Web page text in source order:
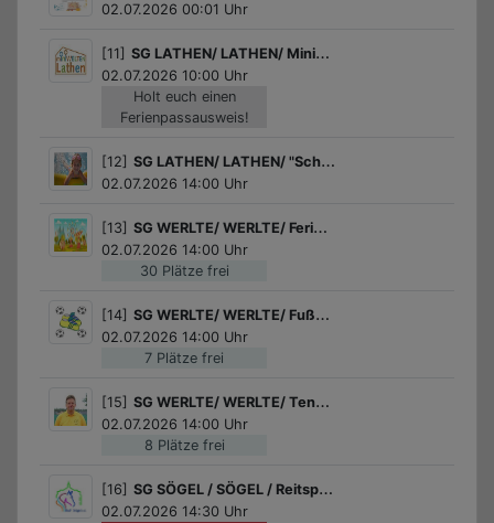
02.07.2026 00:01 Uhr
Holt euch einen
Ferienpassausweis!
[11] SG LATHEN/ LATHEN/ Miniwelten Lathen
02.07.2026 10:00 Uhr
[12] SG LATHEN/ LATHEN/ "School´s out Party" im Freibad Lathen
02.07.2026 14:00 Uhr
30 Plätze frei
[13] SG WERLTE/ WERLTE/ Ferienpasseröffnung
02.07.2026 14:00 Uhr
7 Plätze frei
[14] SG WERLTE/ WERLTE/ Fußball für Jungs
02.07.2026 14:00 Uhr
8 Plätze frei
[15] SG WERLTE/ WERLTE/ Tennis Schnupperkurs des Tennisvereins Werlte!
02.07.2026 14:00 Uhr
[16] SG SÖGEL / SÖGEL / Reitspaß beim Reit- u. Fahrverein Sögel
02.07.2026 14:30 Uhr